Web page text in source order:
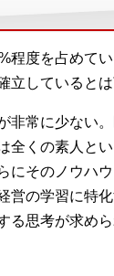
程度を占めて
しているとは
非常に少ない
全くの素人と
にそのノウハ
営の学習に特
る思考が求め